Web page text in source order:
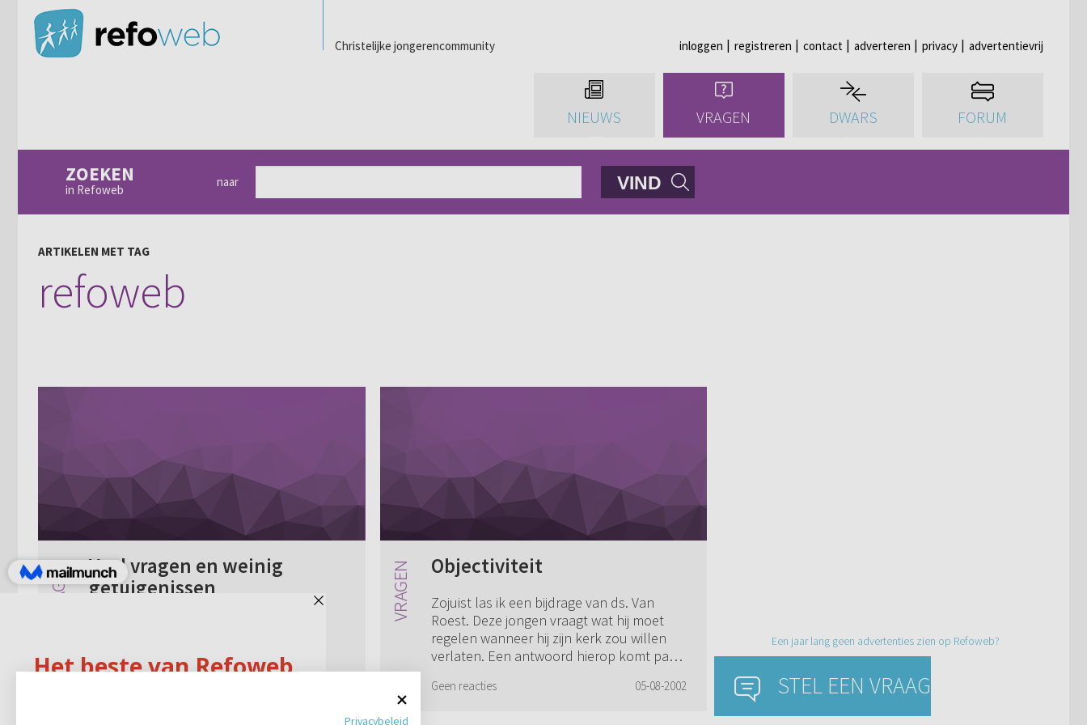
Christelijke jongerencommunity inloggen registreren contact adverteren privacy advertentievrij
NIEUWS VRAGEN DWARS FORUM
ZOEKEN
in Refoweb
naar VIND
ARTIKELEN MET TAG
refoweb
Veel vragen en weinig
getuigenissen
Objectiviteit
Zojuist las ik een bijdrage van ds. Van
Roest. Deze jongen vraagt wat hij moet
regelen wanneer hij zijn kerk zou willen
verlaten. Een antwoord hierop komt pas
Geen reacties 05-08-2002
Een jaar lang geen advertenties zien op Refoweb?
STEL EEN VRAAG
Privacybeleid